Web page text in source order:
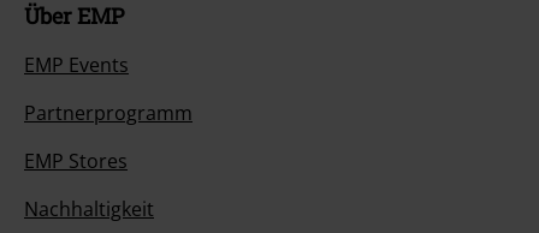
Über EMP
EMP Events
Partnerprogramm
EMP Stores
Nachhaltigkeit